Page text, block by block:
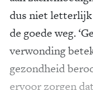
dus niet letterlijk
de goede weg.
verwonding
gezondheid
ervoor zorgen